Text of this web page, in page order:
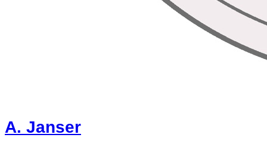
A. Janser